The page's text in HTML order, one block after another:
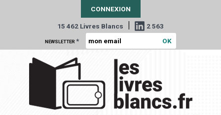
CONNEXION
15 462 Livres Blancs | 2 563
NEWSLETTER *